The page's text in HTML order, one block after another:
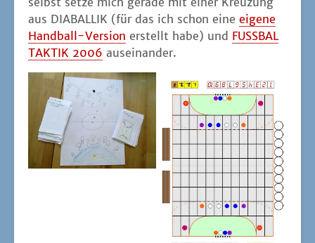
aus DIABALLIK (für das ich schon eine eige­ne
Hand­ball-Ver­si­on erstellt habe) und FUSSBAL
TAKTIK 2006 auseinander.